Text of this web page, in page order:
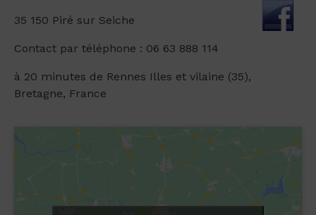
35 150 Piré sur Seiche
Contact par téléphone : 06 63 888 114
à 20 minutes de Rennes Illes et vilaine (35),
Bretagne, France